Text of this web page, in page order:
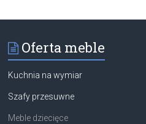
Oferta meble
Kuchnia na wymiar
Szafy przesuwne
Meble dziecięce